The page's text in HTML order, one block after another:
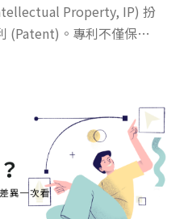
Property, IP) 扮
(Patent)。專利不僅保護